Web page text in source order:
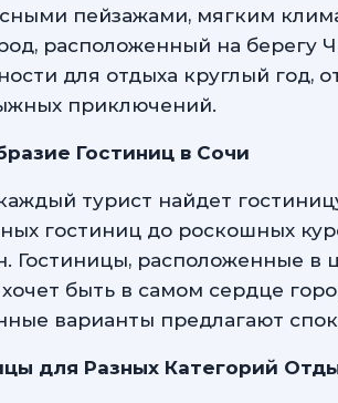
пейзажами, мягким
расположенный на берегу
для отдыха круглый год,
приключений.
Гостиниц в Сочи
турист найдет
гостиниц до роскошных
Гостиницы, расположенные в
хочет быть в самом сердце
варианты предлагают
для Разных Категорий